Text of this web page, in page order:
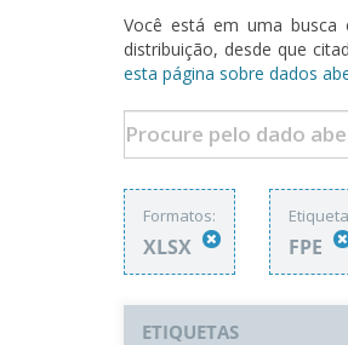
Você está em uma busca
distribuição, desde que
esta página sobre dados
Formatos:
XLSX FPE
ETIQUETAS